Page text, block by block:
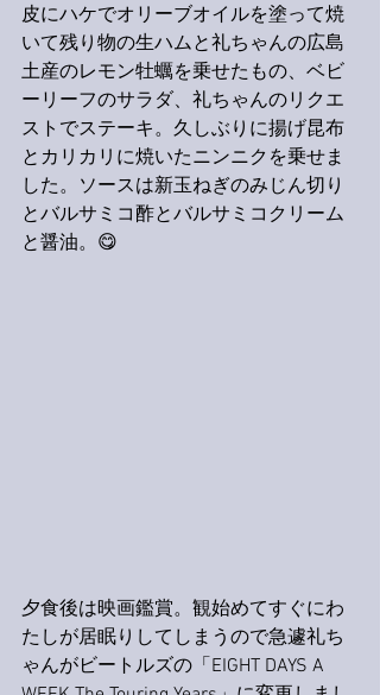
皮にハケでオリーブオイルを塗って焼
いて残り物の生ハムと礼ちゃんの広島
土産のレモン牡蠣を乗せたもの、ベビ
ーリーフのサラダ、礼ちゃんのリクエ
ストでステーキ。久しぶりに揚げ昆布
とカリカリに焼いたニンニクを乗せま
した。ソースは新玉ねぎのみじん切り
とバルサミコ酢とバルサミコクリーム
と醤油。😋
夕食後は映画鑑賞。観始めてすぐにわ
たしが居眠りしてしまうので急遽礼ち
ゃんがビートルズの「EIGHT DAYS A